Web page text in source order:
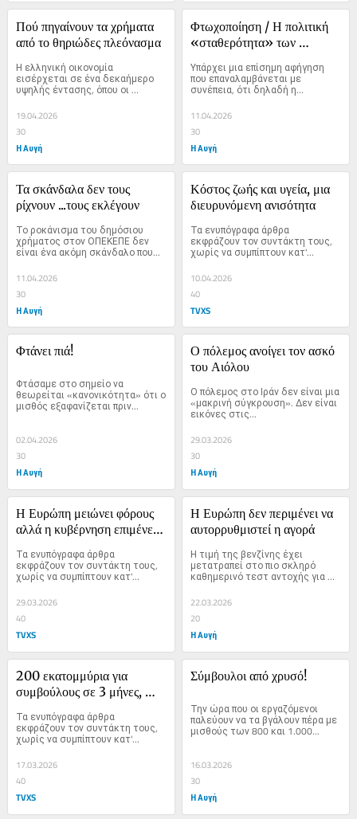
Πού πηγαίνουν τα χρήματα
από το θηριώδες πλεόνασμα
Η ελληνική οικονομία
εισέρχεται σε ένα δεκαήμερο
υψηλής έντασης, όπου οι
αριθμοί...
19.04.2026
30
Η Αυγή
Φτωχοποίηση / Η πολιτική
«σταθερότητα» των
καθημερινότητα της
στέρησης
Υπάρχει μια επίσημη αφήγηση
που επαναλαμβάνεται με
συνέπεια, ότι δηλαδή η...
11.04.2026
30
Η Αυγή
Τα σκάνδαλα δεν τους
ρίχνουν ...τους εκλέγουν
Το ροκάνισμα του δημόσιου
χρήματος στον ΟΠΕΚΕΠΕ δεν
είναι ένα ακόμη σκάνδαλο που...
11.04.2026
30
Η Αυγή
Κόστος ζωής και υγεία, μια
διευρυνόμενη ανισότητα
Τα ενυπόγραφα άρθρα
εκφράζουν τον συντάκτη τους,
χωρίς να συμπίπτουν κατ'...
10.04.2026
40
TVXS
Φτάνει πιά!
Φτάσαμε στο σημείο να
θεωρείται «κανονικότητα» ότι ο
μισθός εξαφανίζεται πριν...
02.04.2026
30
Η Αυγή
Ο πόλεμος ανοίγει τον ασκό
του Αιόλου
Ο πόλεμος στο Ιράν δεν είναι μια
«μακρινή σύγκρουση». Δεν είναι
εικόνες στις...
29.03.2026
30
Η Αυγή
Η Ευρώπη μειώνει φόρους
αλλά η κυβέρνηση επιμένει
Τα ενυπόγραφα άρθρα
εκφράζουν τον συντάκτη τους,
χωρίς να συμπίπτουν κατ'...
29.03.2026
40
TVXS
Η Ευρώπη δεν περιμένει να
αυτορρυθμιστεί η αγορά
Η τιμή της βενζίνης έχει
μετατραπεί στο πιο σκληρό
καθημερινό τεστ αντοχής για
22.03.2026
20
Η Αυγή
200 εκατομμύρια για
συμβούλους σε 3 μήνες,
συντάξεις...
Τα ενυπόγραφα άρθρα
εκφράζουν τον συντάκτη τους,
χωρίς να συμπίπτουν κατ'...
17.03.2026
40
TVXS
Σύμβουλοι από χρυσό!
Την ώρα που οι εργαζόμενοι
παλεύουν να τα βγάλουν πέρα με
μισθούς των 800 και 1.000...
16.03.2026
30
Η Αυγή